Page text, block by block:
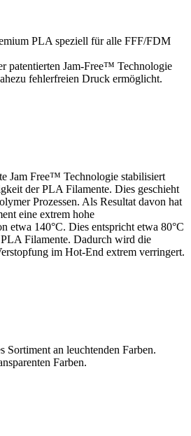
PLA speziell für alle FFF/FDM
patentierten Jam-Free™ Technologie
fehlerfreien Druck ermöglicht.
Jam Free™ Technologie stabilisiert
der PLA Filamente. Dies geschieht
Prozessen. Als Resultat davon hat
eine extrem hohe
etwa 140°C. Dies entspricht etwa 80°C
Filamente. Dadurch wird die
im Hot-End extrem verringert.
Sortiment an leuchtenden Farben.
Farben.